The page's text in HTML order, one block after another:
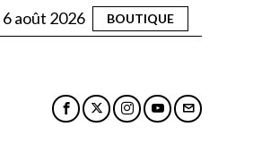
6 août 2026 BOUTIQUE